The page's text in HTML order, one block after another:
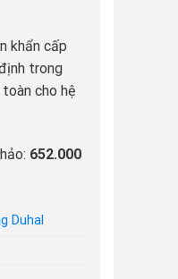
khẩn cấp
trong
cho hệ
652.000
Duhal